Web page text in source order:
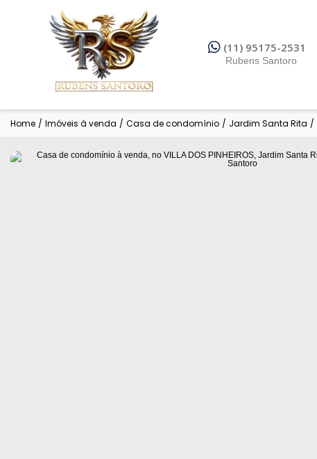
(11) 95175-2531
Rubens Santoro
Home / Imóveis à venda / Casa de condomínio / Jardim Santa Rita /